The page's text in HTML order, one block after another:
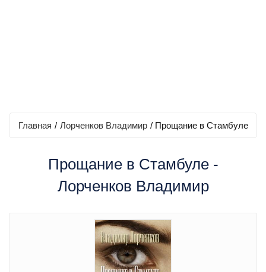
Главная / Лорченков Владимир / Прощание в Стамбуле
Прощание в Стамбуле -
Лорченков Владимир